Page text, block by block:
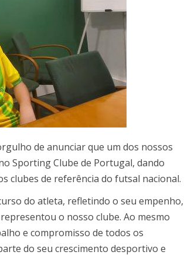
de anunciar que um dos nossos
Sporting Clube de Portugal, dando
clubes de referência do futsal nacional.
do atleta, refletindo o seu empenho,
o nosso clube. Ao mesmo
e compromisso de todos os
do seu crescimento desportivo e